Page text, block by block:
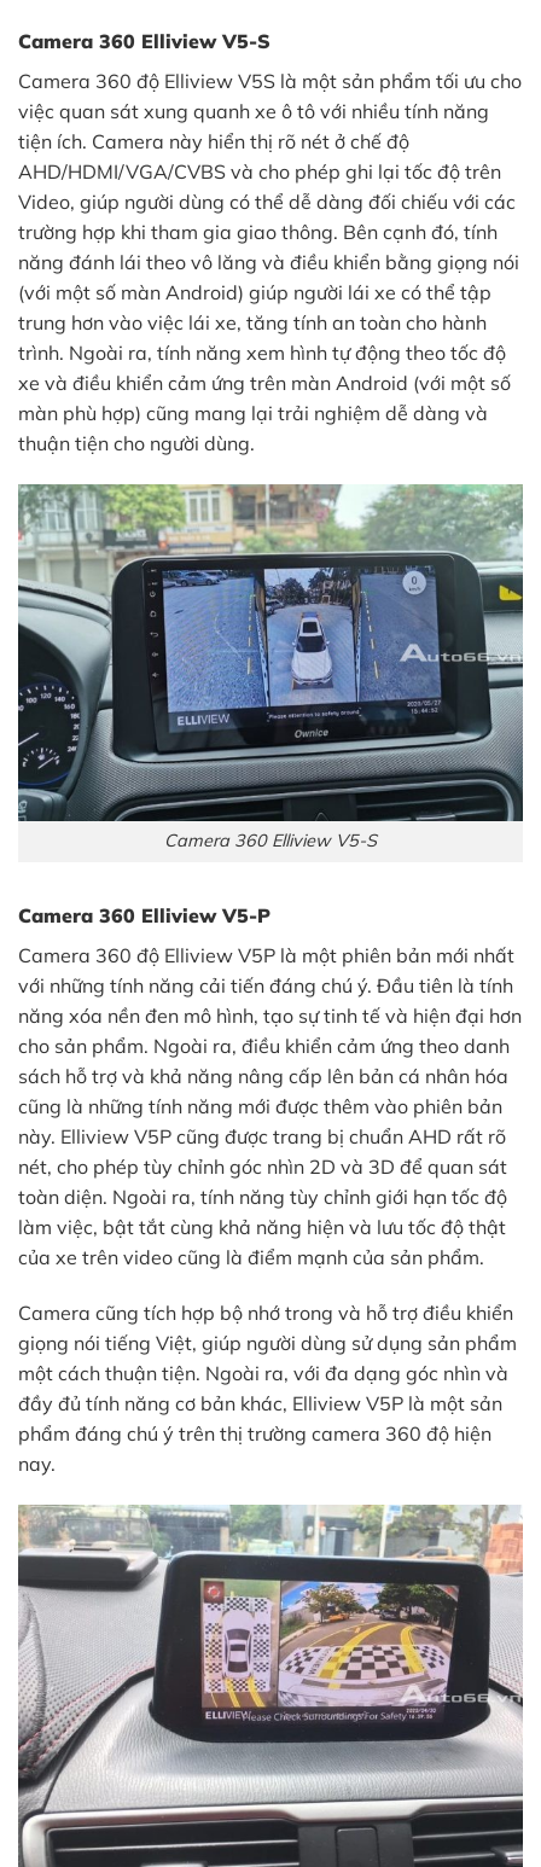
Camera 360 Elliview V5-S
Camera 360 độ Elliview V5S là một sản phẩm tối ưu cho
việc quan sát xung quanh xe ô tô với nhiều tính năng
tiện ích. Camera này hiển thị rõ nét ở chế độ
AHD/HDMI/VGA/CVBS và cho phép ghi lại tốc độ trên
Video, giúp người dùng có thể dễ dàng đối chiếu với các
trường hợp khi tham gia giao thông. Bên cạnh đó, tính
năng đánh lái theo vô lăng và điều khiển bằng giọng nói
(với một số màn Android) giúp người lái xe có thể tập
trung hơn vào việc lái xe, tăng tính an toàn cho hành
trình. Ngoài ra, tính năng xem hình tự động theo tốc độ
xe và điều khiển cảm ứng trên màn Android (với một số
màn phù hợp) cũng mang lại trải nghiệm dễ dàng và
thuận tiện cho người dùng.
Camera 360 Elliview V5-S
Camera 360 Elliview V5-P
Camera 360 độ Elliview V5P là một phiên bản mới nhất
với những tính năng cải tiến đáng chú ý. Đầu tiên là tính
năng xóa nền đen mô hình, tạo sự tinh tế và hiện đại hơn
cho sản phẩm. Ngoài ra, điều khiển cảm ứng theo danh
sách hỗ trợ và khả năng nâng cấp lên bản cá nhân hóa
cũng là những tính năng mới được thêm vào phiên bản
này. Elliview V5P cũng được trang bị chuẩn AHD rất rõ
nét, cho phép tùy chỉnh góc nhìn 2D và 3D để quan sát
toàn diện. Ngoài ra, tính năng tùy chỉnh giới hạn tốc độ
làm việc, bật tắt cùng khả năng hiện và lưu tốc độ thật
của xe trên video cũng là điểm mạnh của sản phẩm.
Camera cũng tích hợp bộ nhớ trong và hỗ trợ điều khiển
giọng nói tiếng Việt, giúp người dùng sử dụng sản phẩm
một cách thuận tiện. Ngoài ra, với đa dạng góc nhìn và
đầy đủ tính năng cơ bản khác, Elliview V5P là một sản
phẩm đáng chú ý trên thị trường camera 360 độ hiện
nay.